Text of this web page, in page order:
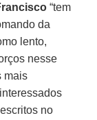
“tem
da
lento,
nesse
mais
no